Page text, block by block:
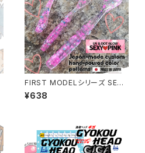
FIRST MODELシリーズ SEXY
¥638